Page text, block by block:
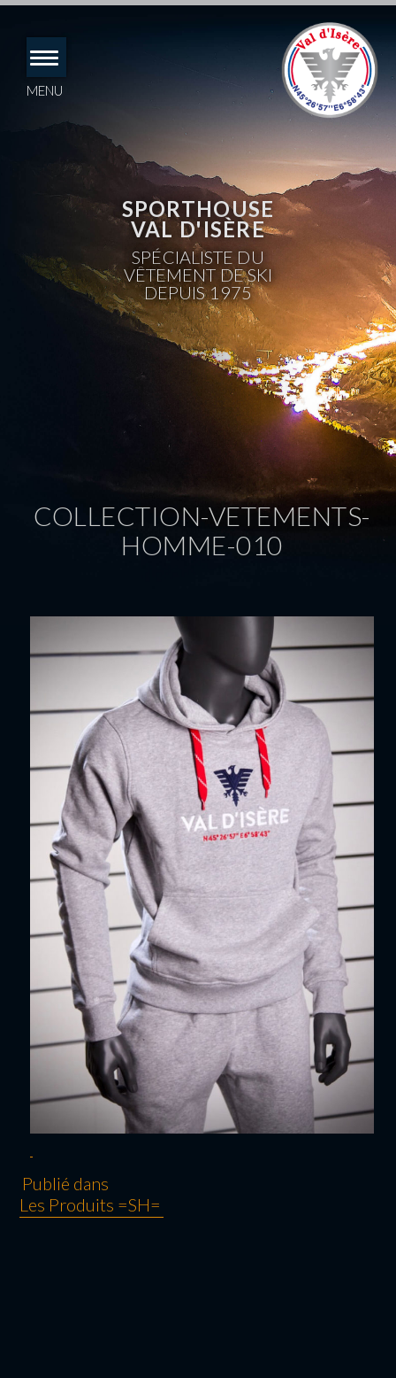
directement
contenu
MENU
SPORTHOUSE
VAL D'ISÈRE
SPÉCIALISTE DU
VÊTEMENT DE SKI
DEPUIS 1975
COLLECTION-VETEMENTS-
HOMME-010
Publié dans
Les Produits =SH=